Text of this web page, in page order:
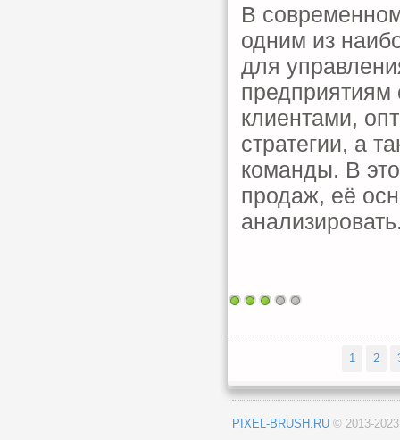
В
одним из
для
предприятиям
клиентами,
стратегии, а
команды. В
продаж, её
1 2
PIXEL-BRUSH.RU © 2013-